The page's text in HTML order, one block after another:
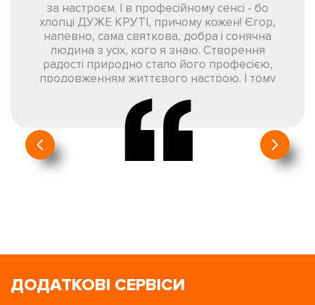
за настроєм. І в професійному сенсі - бо
хлопці ДУЖЕ КРУТІ, причому кожен! Єгор,
напевно, сама святкова, добра і сонячна
людина з усіх, кого я знаю. Створення
радості природно стало його професією,
продовженням життєвого настрою. І тому
нас аудиторія некорпоративна - дорослі
«балувані» топ-менеджери. Будь-який
момент нещирості або фальші відчувають
дуже гостро. Тому Прищепкіна і його
команду ми любимо по-справжньому. Це
ДОДАТКОВІ СЕРВІСИ